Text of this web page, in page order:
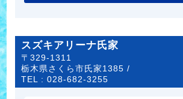
スズキアリーナ氏家
〒329-1311
栃木県さくら市氏家1385 /
TEL :028-682-3255